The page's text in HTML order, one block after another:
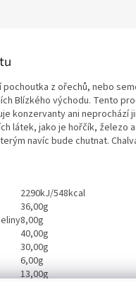
z ořechů, nebo
Blízkého východu. Tento
konzervanty ani neprochází
látek, jako je hořčík, železo
navíc bude chutnat.
2290kJ/548kcal
36,00g
8,00g
40,00g
30,00g
6,00g
13,00g